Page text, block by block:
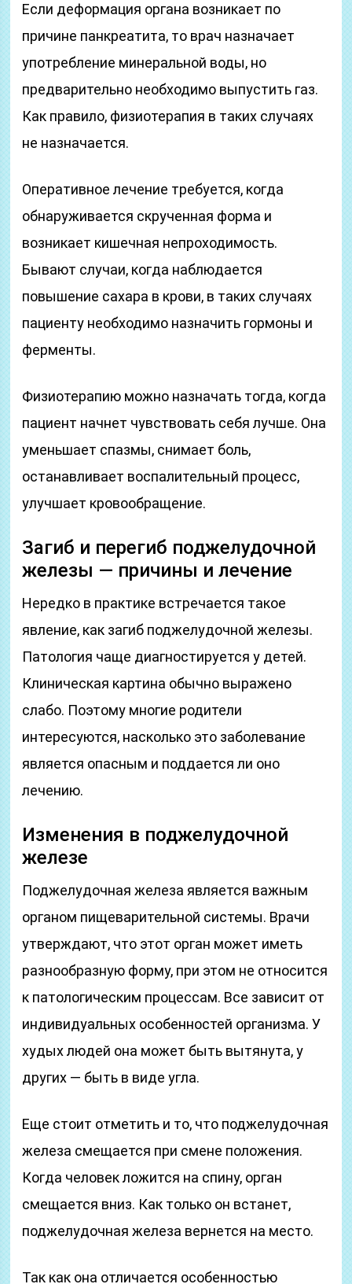
Если деформация органа возникает по
причине панкреатита, то врач назначает
употребление минеральной воды, но
предварительно необходимо выпустить газ.
Как правило, физиотерапия в таких случаях
не назначается.
Оперативное лечение требуется, когда
обнаруживается скрученная форма и
возникает кишечная непроходимость.
Бывают случаи, когда наблюдается
повышение сахара в крови, в таких случаях
пациенту необходимо назначить гормоны и
ферменты.
Физиотерапию можно назначать тогда, когда
пациент начнет чувствовать себя лучше. Она
уменьшает спазмы, снимает боль,
останавливает воспалительный процесс,
улучшает кровообращение.
Загиб и перегиб поджелудочной
железы — причины и лечение
Нередко в практике встречается такое
явление, как загиб поджелудочной железы.
Патология чаще диагностируется у детей.
Клиническая картина обычно выражено
слабо. Поэтому многие родители
интересуются, насколько это заболевание
является опасным и поддается ли оно
лечению.
Изменения в поджелудочной
железе
Поджелудочная железа является важным
органом пищеварительной системы. Врачи
утверждают, что этот орган может иметь
разнообразную форму, при этом не относится
к патологическим процессам. Все зависит от
индивидуальных особенностей организма. У
худых людей она может быть вытянута, у
других — быть в виде угла.
Еще стоит отметить и то, что поджелудочная
железа смещается при смене положения.
Когда человек ложится на спину, орган
смещается вниз. Как только он встанет,
поджелудочная железа вернется на место.
Так как она отличается особенностью